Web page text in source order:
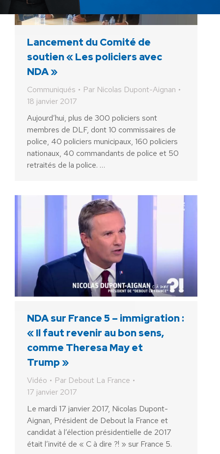
Lancement du Comité de
soutien « Les policiers avec
NDA »
Communiqués Par Nicolas Dupont-Aignan
18 janvier 2017
Aujourd’hui, plus de 300 policiers sont
membres de DLF, dont 10 commissaires de
police, 40 policiers municipaux, 160 policiers
nationaux, 40 commandants de police et 50
retraités de la police. …
NDA sur France 5 – immigration :
« Il faut revenir au bon sens,
comme Theresa May et
Trump »
Vidéo Par Debout La France
17 janvier 2017
Le mardi 17 janvier 2017, Nicolas Dupont-
Aignan, Président de Debout la France et
candidat à l’élection présidentielle de 2017
était l’invité de « C à dire ?! » sur France 5.